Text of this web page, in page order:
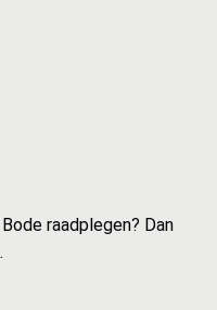
raadplegen? Dan